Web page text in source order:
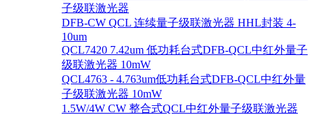
子级联激光器
DFB-CW QCL 连续量子级联激光器 HHL封装 4-
10um
QCL7420 7.42um 低功耗台式DFB-QCL中红外量子
级联激光器 10mW
QCL4763 - 4.763um低功耗台式DFB-QCL中红外量
子级联激光器 10mW
1.5W/4W CW 整合式QCL中红外量子级联激光器